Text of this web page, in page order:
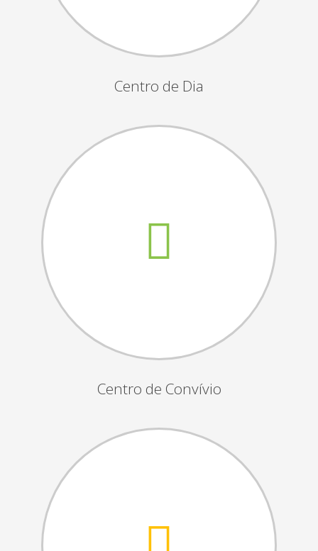
Outras Actividades
Passeio Vila Nova de Cerveira
Passeio Convívio em Pombal
Assembleias Gerais
Semana Sénior
Passeio do Idoso
Associados
Orgãos Sociais
Publicações Oficiais
Contactos
Centro de Dia
Centro de Convívio